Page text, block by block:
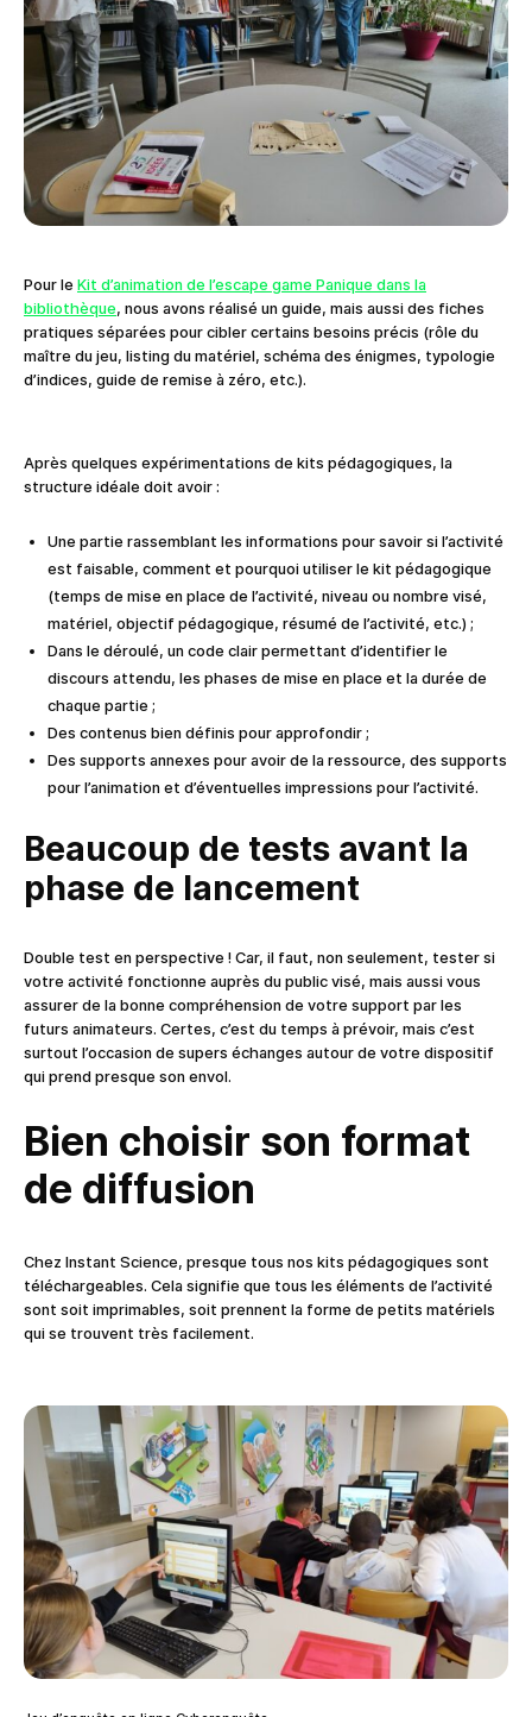
Pour le Kit d’animation de l’escape game Panique dans la
bibliothèque, nous avons réalisé un guide, mais aussi des fiches
pratiques séparées pour cibler certains besoins précis (rôle du
maître du jeu, listing du matériel, schéma des énigmes, typologie
d’indices, guide de remise à zéro, etc.).
Après quelques expérimentations de kits pédagogiques, la
structure idéale doit avoir :
Une partie rassemblant les informations pour savoir si l’activité
est faisable, comment et pourquoi utiliser le kit pédagogique
(temps de mise en place de l’activité, niveau ou nombre visé,
matériel, objectif pédagogique, résumé de l’activité, etc.) ;
Dans le déroulé, un code clair permettant d’identifier le
discours attendu, les phases de mise en place et la durée de
chaque partie ;
Des contenus bien définis pour approfondir ;
Des supports annexes pour avoir de la ressource, des supports
pour l’animation et d’éventuelles impressions pour l’activité.
Beaucoup de tests avant la
phase de lancement
Double test en perspective ! Car, il faut, non seulement, tester si
votre activité fonctionne auprès du public visé, mais aussi vous
assurer de la bonne compréhension de votre support par les
futurs animateurs. Certes, c’est du temps à prévoir, mais c’est
surtout l’occasion de supers échanges autour de votre dispositif
qui prend presque son envol.
Bien choisir son format
de diffusion
Chez Instant Science, presque tous nos kits pédagogiques sont
téléchargeables. Cela signifie que tous les éléments de l’activité
sont soit imprimables, soit prennent la forme de petits matériels
qui se trouvent très facilement.